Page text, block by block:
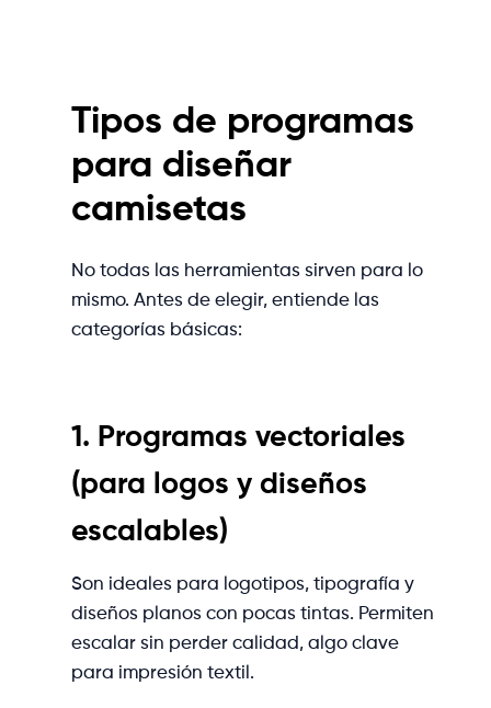
Tipos de programas
para diseñar
camisetas
No todas las herramientas sirven para lo
mismo. Antes de elegir, entiende las
categorías básicas:
1. Programas vectoriales
(para logos y diseños
escalables)
Son ideales para logotipos, tipografía y
diseños planos con pocas tintas. Permiten
escalar sin perder calidad, algo clave
para impresión textil.